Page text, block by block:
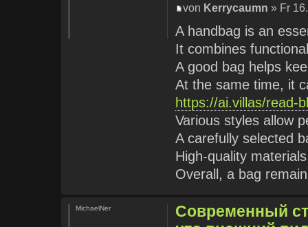
von Kerrycaumn » Fr
A handbag is an
It combines
A good bag helps
At the same time, it
https://ai.villas/read-
Various styles allow
A carefully selected
High-quality
Overall, a bag
Современный
MichaelNer